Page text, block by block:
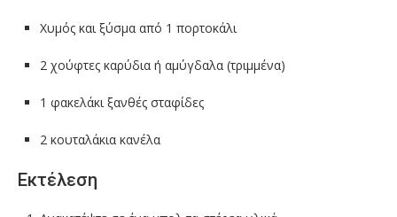
Χυμός και ξύσμα από 1 πορτοκάλι
2 χούφτες καρύδια ή αμύγδαλα (τριμμένα)
1 φακελάκι ξανθές σταφίδες
2 κουταλάκια κανέλα
Εκτέλεση